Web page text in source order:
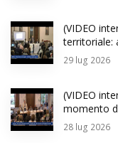
(VIDEO
territoriale:
29 lug 2026
(VIDEO
momento
28 lug 2026